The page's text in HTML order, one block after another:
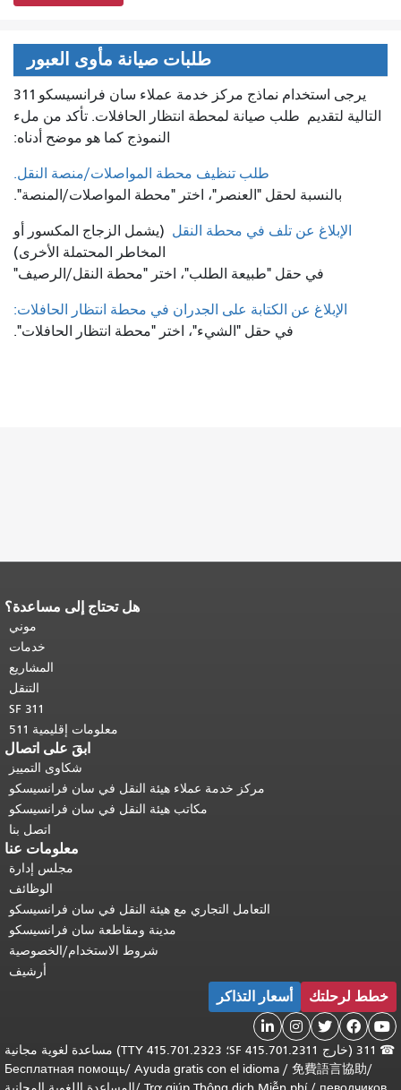
طلبات صيانة مأوى العبور
يرجى استخدام نماذج مركز خدمة عملاء سان فرانسيسكو 311
التالية لتقديم طلب صيانة لمحطة انتظار الحافلات. تأكد من ملء
النموذج كما هو موضح أدناه:
طلب تنظيف محطة المواصلات/منصة النقل.
بالنسبة لحقل "العنصر"، اختر "محطة المواصلات/المنصة".
الإبلاغ عن تلف في محطة النقل (يشمل الزجاج المكسور أو
المخاطر المحتملة الأخرى)
في حقل "طبيعة الطلب"، اختر "محطة النقل/الرصيف"
الإبلاغ عن الكتابة على الجدران في محطة انتظار الحافلات:
في حقل "الشيء"، اختر "محطة انتظار الحافلات".
هل تحتاج إلى مساعدة؟
موني
خدمات
المشاريع
التنقل
SF 311
معلومات إقليمية 511
ابقَ على اتصال
شكاوى التمييز
مركز خدمة عملاء هيئة النقل في سان فرانسيسكو
مكاتب هيئة النقل في سان فرانسيسكو
اتصل بنا
معلومات عنا
مجلس إدارة
الوظائف
التعامل التجاري مع هيئة النقل في سان فرانسيسكو
مدينة ومقاطعة سان فرانسيسكو
شروط الاستخدام/الخصوصية
أرشيف
خطط لرحلتك أسعار التذاكر





☎
311 (خارج SF 415.701.2311؛ TTY 415.701.2323) مساعدة لغوية مجانية
/
免費語言協助
/
Ayuda gratis con el idioma
/
Бесплатная помощь